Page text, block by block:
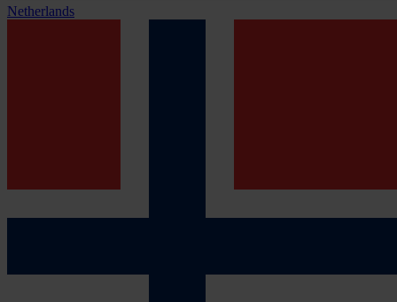
Netherlands